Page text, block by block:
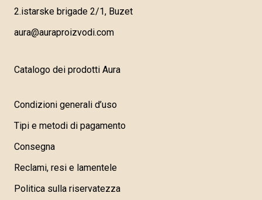
2.istarske brigade 2/1, Buzet
aura@auraproizvodi.com
Catalogo dei prodotti Aura
Condizioni generali d’uso
Tipi e metodi di pagamento
Consegna
Reclami, resi e lamentele
Politica sulla riservatezza